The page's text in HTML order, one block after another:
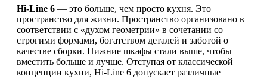
Hi-Line 6 — это больше, чем просто кухня. Это
пространство для жизни. Пространство организовано в
соответствии с «духом геометрии» в сочетании со
строгими формами, богатством деталей и заботой о
качестве сборки. Нижние шкафы стали выше, чтобы
вместить больше и лучше. Отступая от классической
концепции кухни, Hi-Line 6 допускает различные